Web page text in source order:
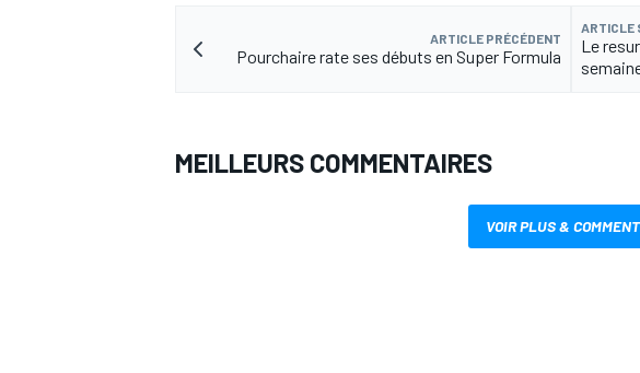
ARTICLE PRÉCÉDENT
Pourchaire rate ses débuts en Super Formula
ARTICLE
Le
MEILLEURS COMMENTAIRES
VOIR PLUS &